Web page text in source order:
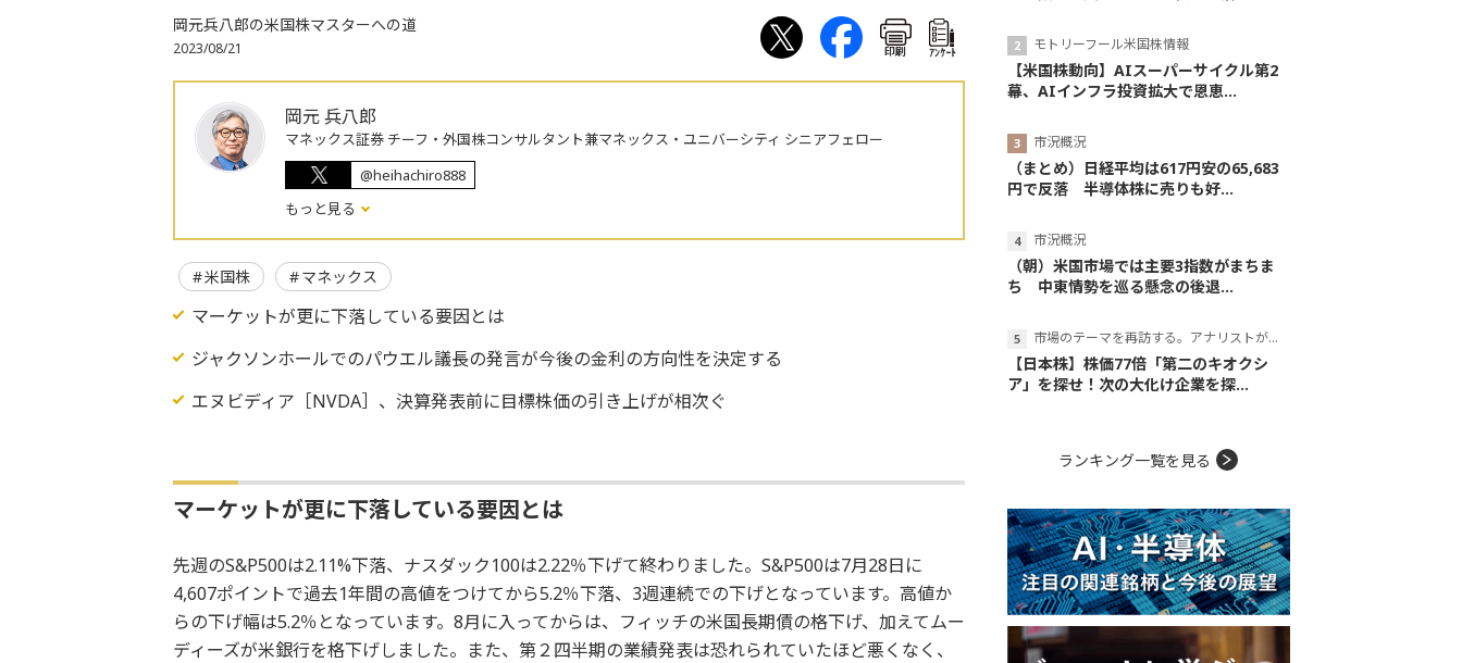
岡元兵八郎の米国株マスターへの道
2023/08/21 印刷 ｱﾝｹｰﾄ
岡元 兵八郎
マネックス証券 チーフ・外国株コンサルタント兼マネックス・ユニバーシティ シニアフェロー
@heihachiro888
もっと見る
米国株 マネックス
マーケットが更に下落している要因とは
ジャクソンホールでのパウエル議長の発言が今後の金利の方向性を決定する
エヌビディア［NVDA］、決算発表前に目標株価の引き上げが相次ぐ
マーケットが更に下落している要因とは
先週のS&P500は2.11%下落、ナスダック100は2.22％下げて終わりました。S&P500は7月28日に
4,607ポイントで過去1年間の高値をつけてから5.2％下落、3週連続での下げとなっています。高値か
らの下げ幅は5.2％となっています。8月に入ってからは、フィッチの米国長期債の格下げ、加えてムー
ディーズが米銀行を格下げしました。また、第２四半期の業績発表は恐れられていたほど悪くなく、
モトリーフール米国株情報
【米国株動向】AIスーパーサイクル第2
幕、AIインフラ投資拡大で恩恵...
市況概況
（まとめ）日経平均は617円安の65,683
円で反落 半導体株に売りも好...
市況概況
（朝）米国市場では主要3指数がまちま
ち 中東情勢を巡る懸念の後退...
市場のテーマを再訪する。アナリストが読み解くテーマの本質
【日本株】株価77倍「第二のキオクシ
ア」を探せ！次の大化け企業を探...
ランキング一覧を見る